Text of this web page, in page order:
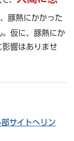
豚熱にかかった
仮に、豚熱にか
響はありませ
サイトへリン